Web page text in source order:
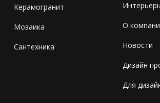
Керамогранит
Мозаика
Сантехника
О
Новости
Дизайн
Для